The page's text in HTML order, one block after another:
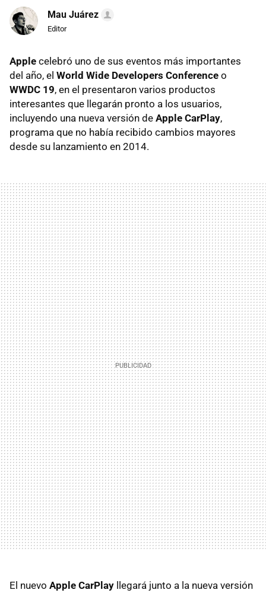
Mau Juárez
Editor
Apple celebró uno de sus eventos más importantes
del año, el World Wide Developers Conference o
WWDC 19, en el presentaron varios productos
interesantes que llegarán pronto a los usuarios,
incluyendo una nueva versión de Apple CarPlay,
programa que no había recibido cambios mayores
desde su lanzamiento en 2014.
El nuevo Apple CarPlay llegará junto a la nueva versión